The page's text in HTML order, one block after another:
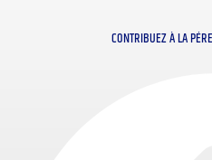
CONTRIBUEZ À LA